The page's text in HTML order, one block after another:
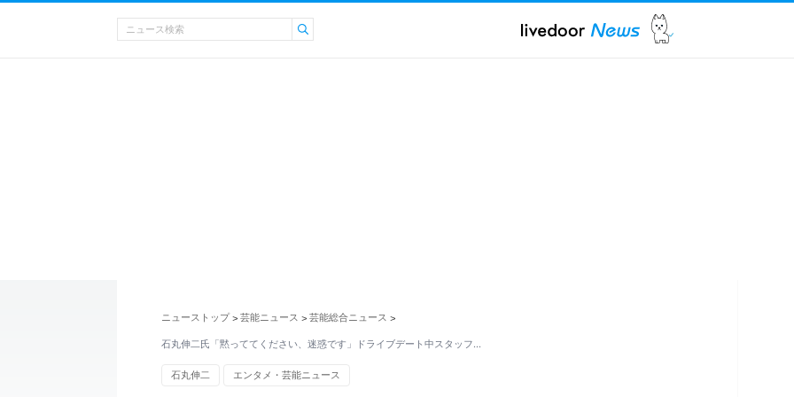
ニューストップ > 芸能ニュース > 芸能総合ニュース >
石丸伸二氏「黙っててください、迷惑です」ドライブデート中スタッフ…
石丸伸二 エンタメ・芸能ニュース